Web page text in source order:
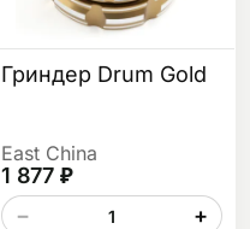
Гриндер Drum Gold
East China
1 877 ₽
−
+